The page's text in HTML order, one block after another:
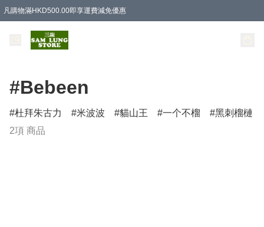
凡購物滿HKD500.00即享運費減免優惠
#Bebeen
杜拜朱古力 米波波 貓山王 一个不榴
黑刺榴槤
2項 商品